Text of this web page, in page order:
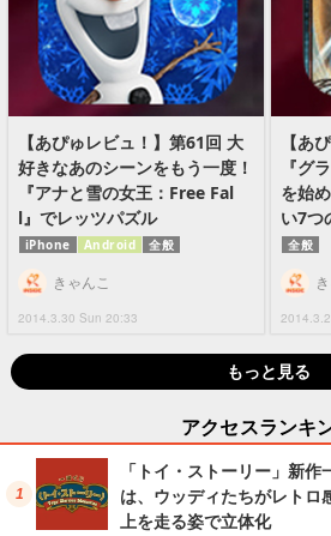
【あぴゅレビュ！】第61回 大
好きなあのシーンをもう一度！
『アナと雪の女王：Free Fal
l』でレッツパズル
iPhone Android 全般
2014.3.30 Sun 20:33
きゃんこ
【あ
『グ
を始
い7つ
全般
もっと見る
アクセスランキ
「トイ・ストーリー」新
は、ウッディたちがレトロ
上を走る姿で立体化